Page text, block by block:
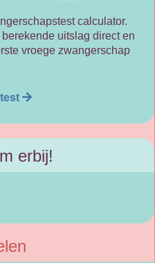
calculator.
uitslag direct en
vroege zwangerschap
erbij!